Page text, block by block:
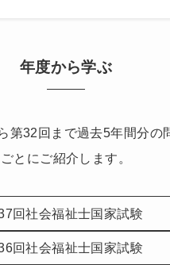
年度から学ぶ
第32回まで過去5年間分の
ごとにご紹介します。
回社会福祉士国家試験
回社会福祉士国家試験